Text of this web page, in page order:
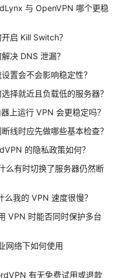
与 OpenVPN 哪个更稳
启 Kill Switch？
决 DNS 泄漏？
置会不会影响稳定性？
择就近且负载低的服务器？
上运行 VPN 会更稳定吗？
线时应先做哪些基本检查？
的隐私政策如何？
么有时切换了服务器仍然断
么我的 VPN 速度很慢？
VPN 时能否同时保护多台
网络下如何使用
有无免费试用或退款